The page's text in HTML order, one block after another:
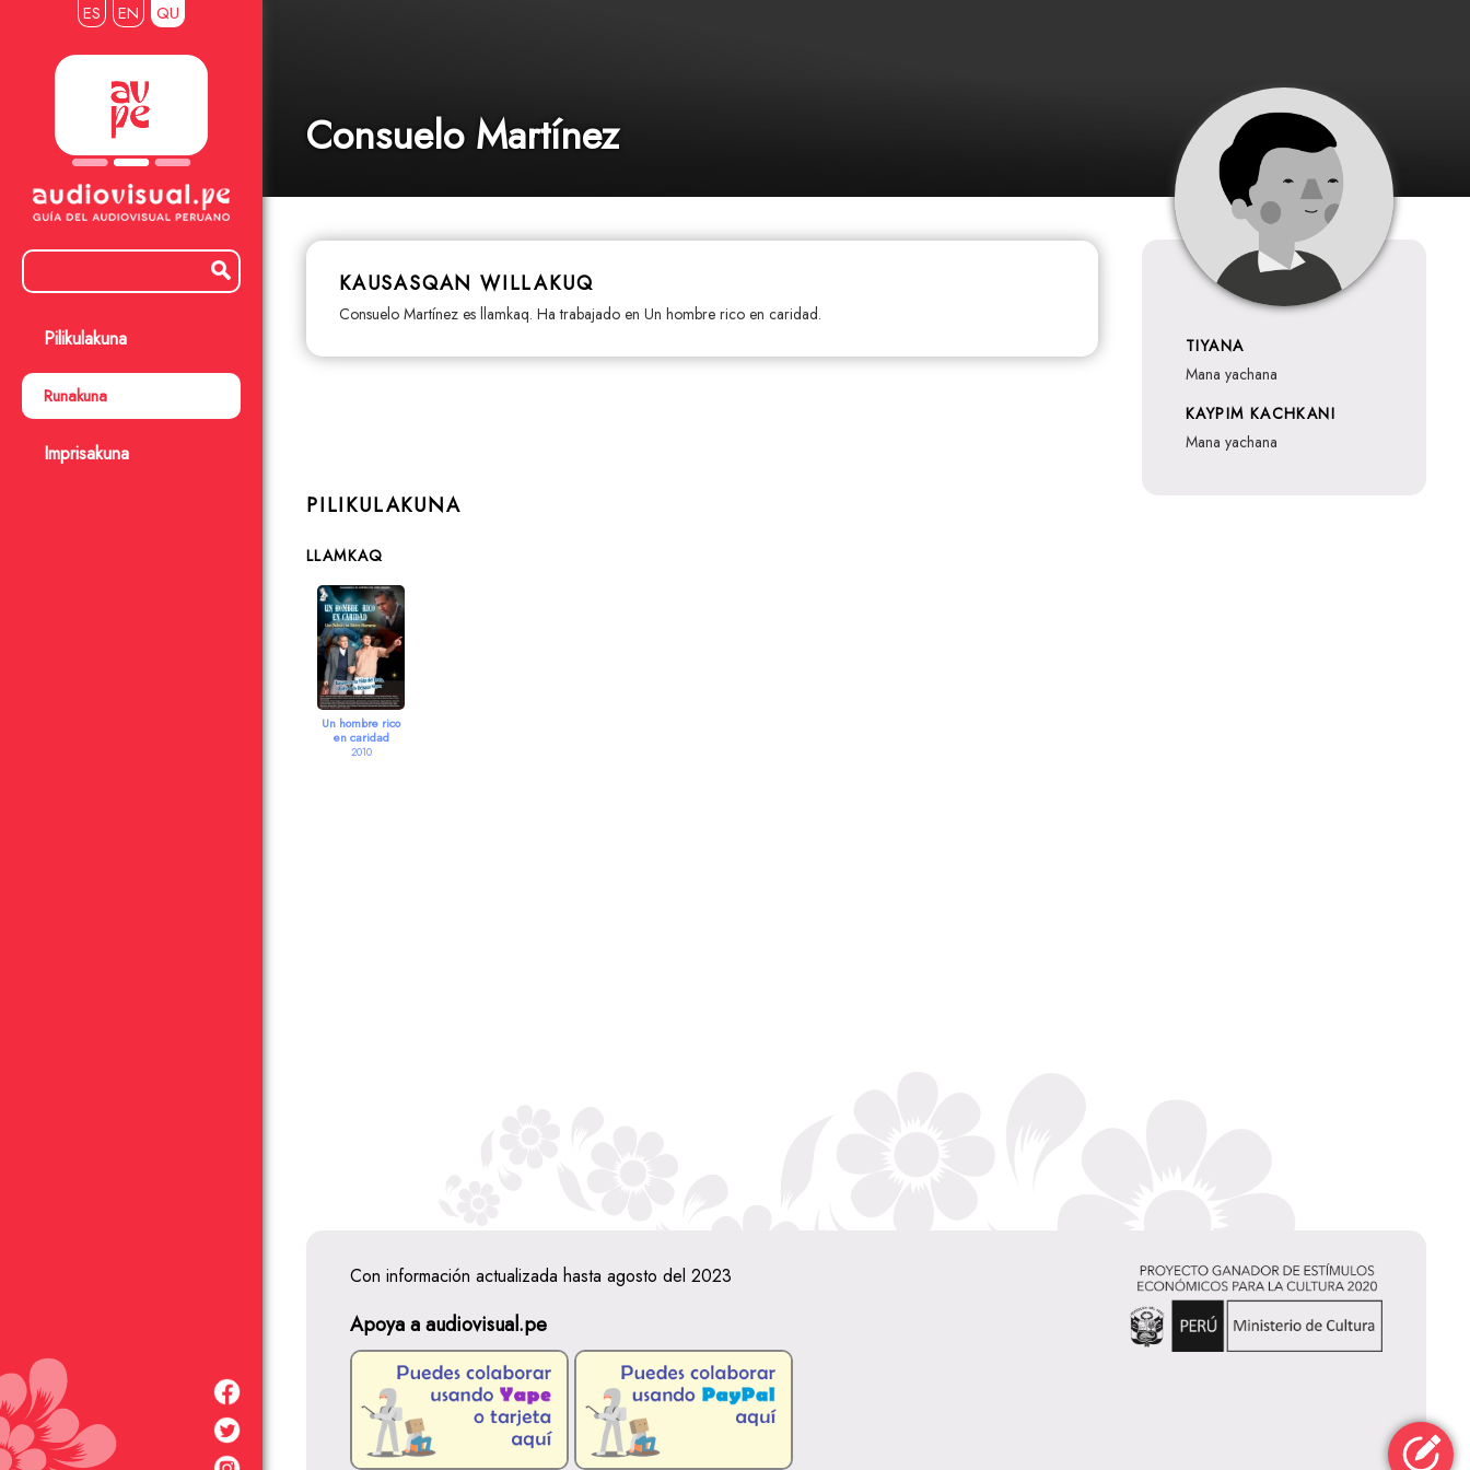
ES EN QU
Pilikulakuna
Runakuna
Imprisakuna
Consuelo Martínez
KAUSASQAN WILLAKUQ
Consuelo Martínez es llamkaq. Ha trabajado en Un hombre rico en caridad.
TIYANA
mana yachana
KAYPIM KACHKANI
mana yachana
PILIKULAKUNA
LLAMKAQ
Un hombre rico
en caridad
2010
Con información actualizada hasta agosto del 2023
Apoya a audiovisual.pe
Consuelo